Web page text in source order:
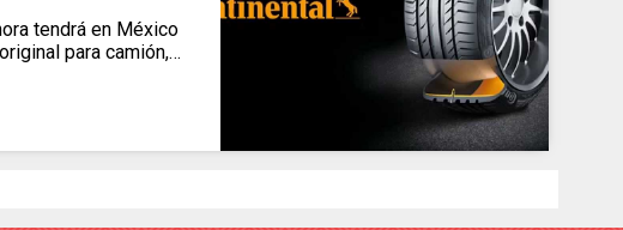
tendrá en México
para camión,…